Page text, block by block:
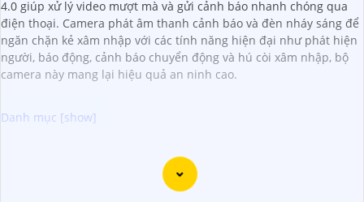
4.0 giúp xử lý video mượt mà và gửi cảnh báo nhanh chóng qua
điện thoại. Camera phát âm thanh cảnh báo và đèn nháy sáng để
ngăn chặn kẻ xâm nhập với các tính năng hiện đại như phát hiện
người, báo động, cảnh báo chuyển động và hú còi xâm nhập, bộ
camera này mang lại hiệu quả an ninh cao.
Chào bạn, dưới đây là một số câu giới thiệu cho việc mua
Camera Kbvision với chiết khấu cao và giải pháp phù hợp